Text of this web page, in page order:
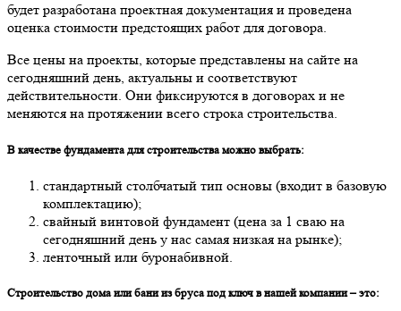
будет разработана проектная документация и проведена
оценка стоимости предстоящих работ для договора.
Все цены на проекты, которые представлены на сайте на
сегодняшний день, актуальны и соответствуют
действительности. Они фиксируются в договорах и не
меняются на протяжении всего строка строительства.
В качестве фундамента для строительства можно выбрать:
стандартный столбчатый тип основы (входит в базовую
комплектацию);
свайный винтовой фундамент (цена за 1 сваю на
сегодняшний день у нас самая низкая на рынке);
ленточный или буронабивной.
Строительство дома или бани из бруса под ключ в нашей компании – это: